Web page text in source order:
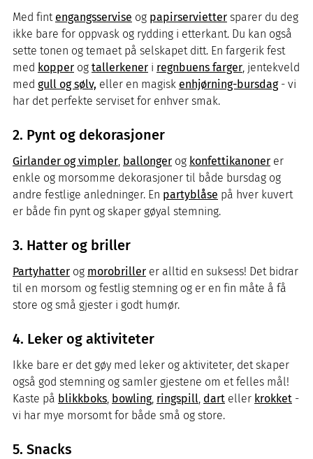
Med fint engangsservise og papirservietter sparer du deg
ikke bare for oppvask og rydding i etterkant. Du kan også
sette tonen og temaet på selskapet ditt. En fargerik fest
med kopper og tallerkener i regnbuens farger, jentekveld
med gull og sølv, eller en magisk enhjørning-bursdag- vi
har det perfekte serviset for enhver smak.
2. Pynt og dekorasjoner
Girlander og vimpler, ballonger og konfettikanoner er
enkle og morsomme dekorasjoner til både bursdag og
andre festlige anledninger. En partyblåse på hver kuvert
er både fin pynt og skaper gøyal stemning.
3. Hatter og briller
Partyhatter og morobriller er alltid en suksess! Det bidrar
til en morsom og festlig stemning og er en fin måte å få
store og små gjester i godt humør.
4. Leker og aktiviteter
Ikke bare er det gøy med leker og aktiviteter, det skaper
også god stemning og samler gjestene om et felles mål!
Kaste på blikkboks, bowling, ringspill, dart eller krokket -
vi har mye morsomt for både små og store.
5. Snacks